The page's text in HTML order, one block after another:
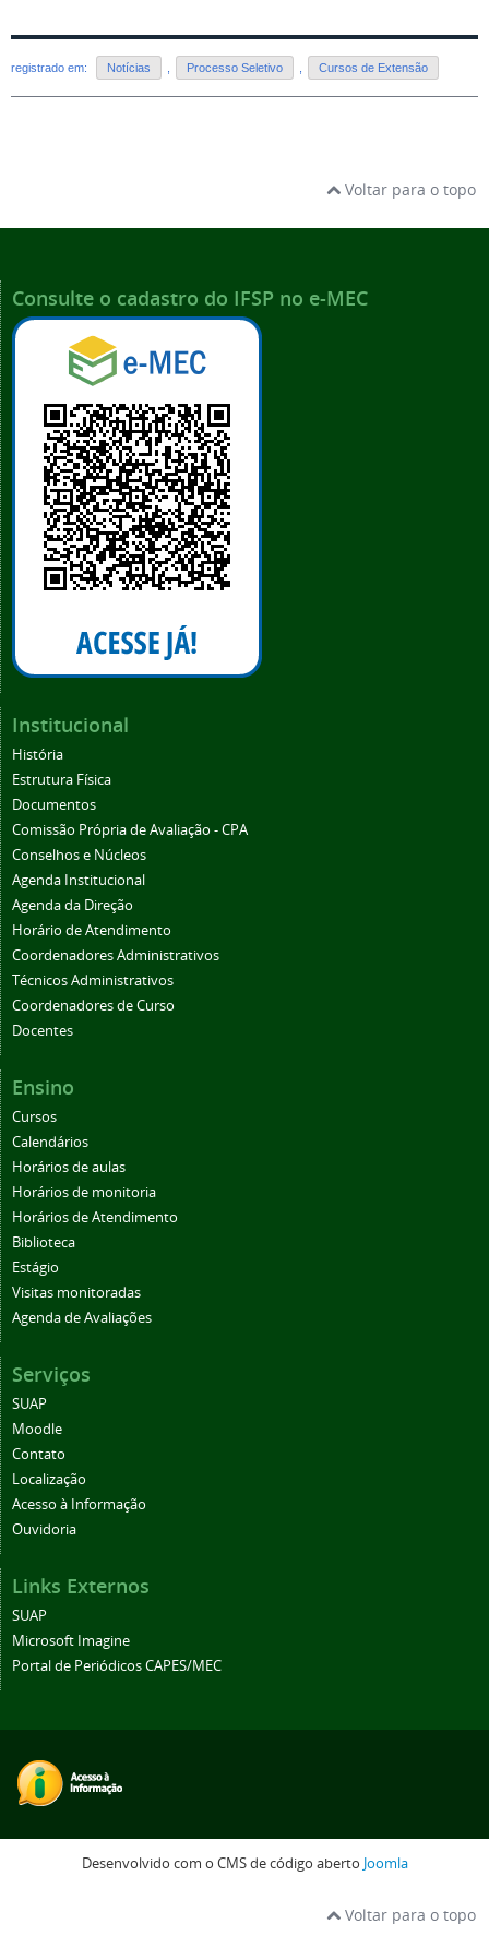
registrado em: Notícias Processo Seletivo Cursos de Extensão
Voltar para o topo
Consulte o cadastro do IFSP no e-MEC
Institucional
História
Estrutura Física
Documentos
Comissão Própria de Avaliação - CPA
Conselhos e Núcleos
Agenda Institucional
Agenda da Direção
Horário de Atendimento
Coordenadores Administrativos
Técnicos Administrativos
Coordenadores de Curso
Docentes
Ensino
Cursos
Calendários
Horários de aulas
Horários de monitoria
Horários de Atendimento
Biblioteca
Estágio
Visitas monitoradas
Agenda de Avaliações
Serviços
SUAP
Moodle
Contato
Localização
Acesso à Informação
Ouvidoria
Links Externos
SUAP
Microsoft Imagine
Portal de Periódicos CAPES/MEC
Desenvolvido com o CMS de código aberto Joomla
Voltar para o topo